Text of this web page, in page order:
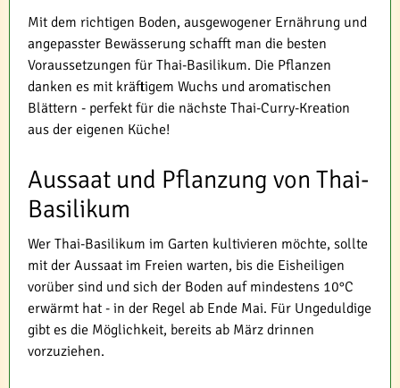
Mit dem richtigen Boden, ausgewogener Ernährung und
angepasster Bewässerung schafft man die besten
Voraussetzungen für Thai-Basilikum. Die Pflanzen
danken es mit kräftigem Wuchs und aromatischen
Blättern - perfekt für die nächste Thai-Curry-Kreation
aus der eigenen Küche!
Aussaat und Pflanzung von Thai-
Basilikum
Wer Thai-Basilikum im Garten kultivieren möchte, sollte
mit der Aussaat im Freien warten, bis die Eisheiligen
vorüber sind und sich der Boden auf mindestens 10°C
erwärmt hat - in der Regel ab Ende Mai. Für Ungeduldige
gibt es die Möglichkeit, bereits ab März drinnen
vorzuziehen.